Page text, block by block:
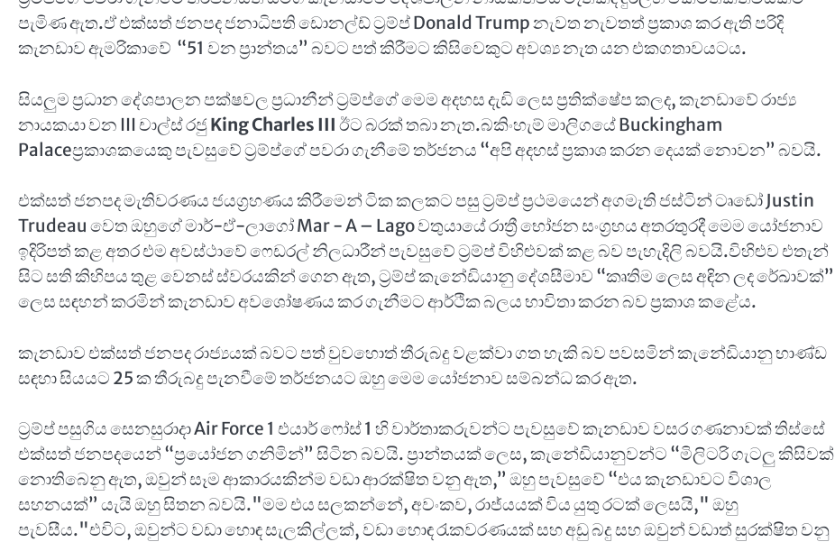
පැමිණ ඇත.ඒ එක්සත් ජනපද ජනාධිපති ඩොනල්ඩ් ට්‍රම්ප් Donald Trump නැවත නැවතත් ප්‍රකාශ කර ඇති පරිදි
කැනඩාව ඇමරිකාවේ “51 වන ප්‍රාන්තය” බවට පත් කිරීමට කිසිවෙකුට අවශ්‍ය නැත යන එකගතාවයටය.
සියලුම ප්‍රධාන දේශපාලන පක්ෂවල ප්‍රධානීන් ට්‍රම්ප්ගේ මෙම අදහස දැඩි ලෙස ප්‍රතික්ෂේප කලද, කැනඩාවේ රාජ්‍ය
නායකයා වන III චාල්ස් රජුKing Charles III ඊට බරක් තබා නැත.බකිංහැම් මාලිගයේ Buckingham
Palaceප්‍රකාශකයෙකු පැවසුවේ ට්‍රම්ප්ගේ පවරා ගැනීමේ තර්ජනය “අපි අදහස් ප්‍රකාශ කරන දෙයක් නොවන” බවයි.
එක්සත් ජනපද මැතිවරණය ජයග්‍රහණය කිරීමෙන් ටික කලකට පසු ට්‍රම්ප් ප්‍රථමයෙන් අගමැති ජස්ටින් ටෘඩෝ Justin
Trudeau වෙත ඔහුගේ මාර්-ඒ-ලාගෝ Mar - A – Lago වතුයායේ රාත්‍රී භෝජන සංග්‍රහය අතරතුරදී මෙම යෝජනාව
ඉදිරිපත් කළ අතර එම අවස්ථාවේ ෆෙඩරල් නිලධාරීන් පැවසුවේ ට්‍රම්ප් විහිළුවක් කළ බව පැහැදිලි බවයි.විහිළුව එතැන්
සිට සති කිහිපය තුළ වෙනස් ස්වරයකින් ගෙන ඇත, ට්‍රම්ප් කැනේඩියානු දේශසීමාව “කෘතිම ලෙස අඳින ලද රේඛාවක්”
ලෙස සඳහන් කරමින් කැනඩාව අවශෝෂණය කර ගැනීමට ආර්ථික බලය භාවිතා කරන බව ප්‍රකාශ කළේය.
කැනඩාව එක්සත් ජනපද රාජ්‍යයක් බවට පත් වුවහොත් තීරුබදු වළක්වා ගත හැකි බව පවසමින් කැනේඩියානු භාණ්ඩ
සඳහා සියයට 25 ක තීරුබදු පැනවීමේ තර්ජනයට ඔහු මෙම යෝජනාව සම්බන්ධ කර ඇත.
ට්‍රම්ප් පසුගිය සෙනසුරාදා Air Force 1 එයාර් ෆෝස් 1 හි වාර්තාකරුවන්ට පැවසුවේ කැනඩාව වසර ගණනාවක් තිස්සේ
එක්සත් ජනපදයෙන් “ප්‍රයෝජන ගනිමින්” සිටින බවයි. ප්‍රාන්තයක් ලෙස, කැනේඩියානුවන්ට “මිලිටරි ගැටලු කිසිවක්
නොතිබෙනු ඇත, ඔවුන් සෑම ආකාරයකින්ම වඩා ආරක්ෂිත වනු ඇත,” ඔහු පැවසුවේ “එය කැනඩාවට විශාල
සහනයක්” යැයි ඔහු සිතන බවයි."මම එය සලකන්නේ, අවංකව, රාජ්යයක් විය යුතු රටක් ලෙසයි," ඔහු
පැවසීය."එවිට, ඔවුන්ට වඩා හොඳ සැලකිල්ලක්, වඩා හොඳ රැකවරණයක් සහ අඩු බදු සහ ඔවුන් වඩාත් සුරක්ෂිත වනු